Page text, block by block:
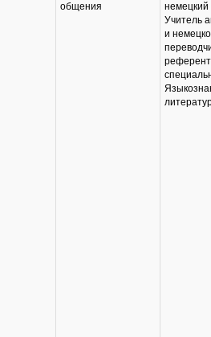
общения
немецкий
Учитель
и